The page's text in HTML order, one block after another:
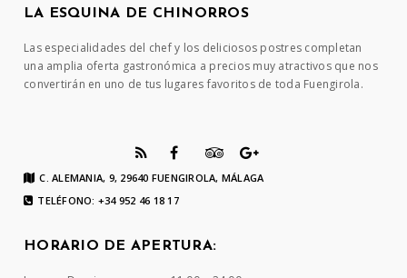
LA ESQUINA DE CHINORROS
Las especialidades del chef y los deliciosos postres completan
una amplia oferta gastronómica a precios muy atractivos que nos
convertirán en uno de tus lugares favoritos de toda Fuengirola.
C. ALEMANIA, 9, 29640 FUENGIROLA, MÁLAGA
TELÉFONO: +34 952 46 18 17
HORARIO DE APERTURA: